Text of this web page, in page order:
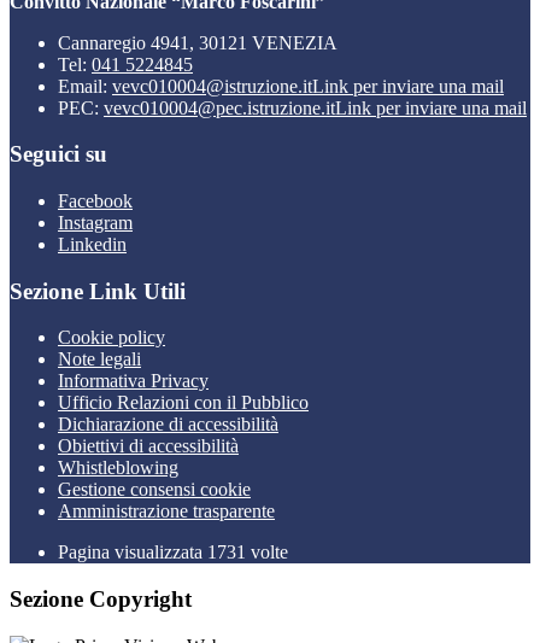
Cannaregio 4941, 30121 VENEZIA
Tel: 041 5224845
Email: vevc010004@istruzione.itLink per inviare una mail
PEC: vevc010004@pec.istruzione.itLink per inviare una mail
Seguici su
Facebook
Instagram
Linkedin
Sezione Link Utili
Cookie policy
Note legali
Informativa Privacy
Ufficio Relazioni con il Pubblico
Dichiarazione di accessibilità
Obiettivi di accessibilità
Whistleblowing
Gestione consensi cookie
Amministrazione trasparente
Pagina visualizzata 1731 volte
Sezione Copyright